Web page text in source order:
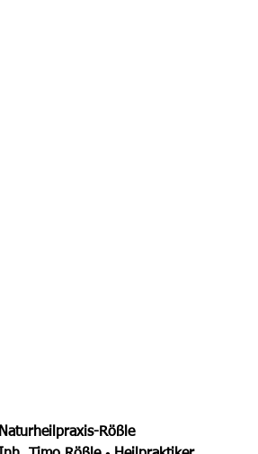
Naturheilpraxis-Rößle